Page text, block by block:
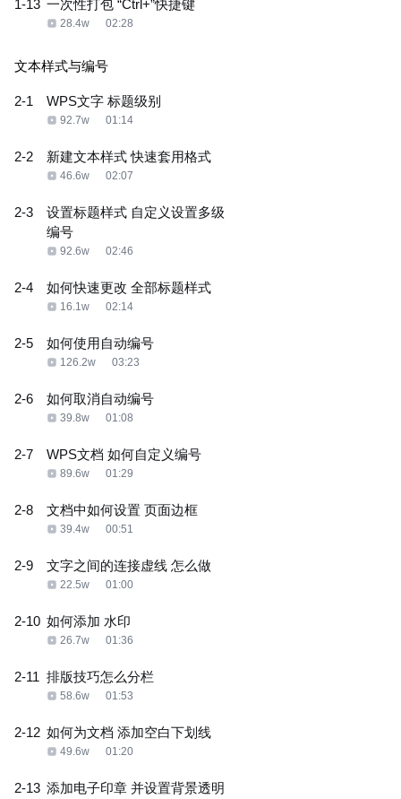
1-13 一次性打包 “Ctrl+”快捷键
28.4w 02:28
文本样式与编号
2-1 WPS文字 标题级别
92.7w 01:14
2-2 新建文本样式 快速套用格式
46.6w 02:07
2-3
设置标题样式 自定义设置多级
编号
92.6w 02:46
2-4 如何快速更改 全部标题样式
16.1w 02:14
2-5 如何使用自动编号
126.2w 03:23
2-6 如何取消自动编号
39.8w 01:08
2-7 WPS文档 如何自定义编号
89.6w 01:29
2-8 文档中如何设置 页面边框
39.4w 00:51
2-9 文字之间的连接虚线 怎么做
22.5w 01:00
2-10 如何添加 水印
26.7w 01:36
2-11 排版技巧怎么分栏
58.6w 01:53
2-12 如何为文档 添加空白下划线
49.6w 01:20
2-13 添加电子印章 并设置背景透明